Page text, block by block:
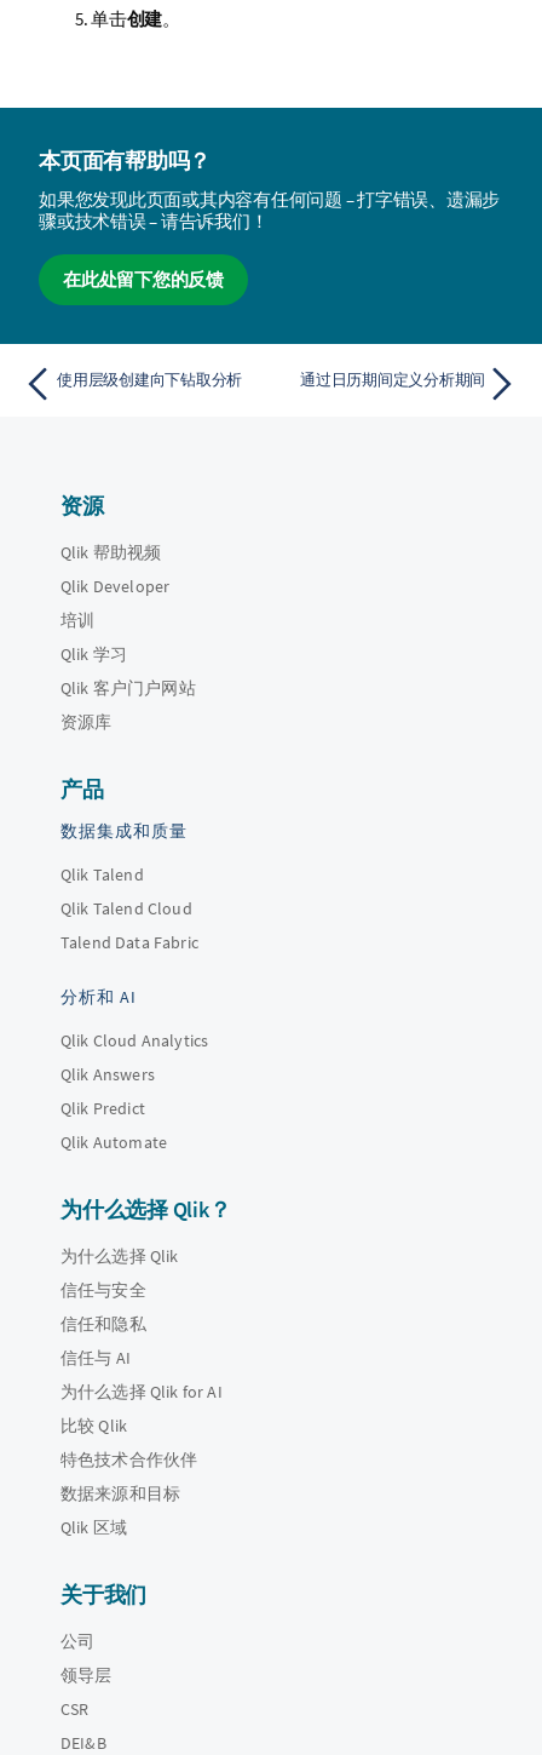
单击创建。
本页面有帮助吗？
如果您发现此页面或其内容有任何问题 – 打字错误、遗漏步
骤或技术错误 – 请告诉我们！
在此处留下您的反馈
使用层级创建向下钻取分析 通过日历期间定义分析期间
资源
Qlik 帮助视频
Qlik Developer
培训
Qlik 学习
Qlik 客户门户网站
资源库
产品
数据集成和质量
Qlik Talend
Qlik Talend Cloud
Talend Data Fabric
分析和 AI
Qlik Cloud Analytics
Qlik Answers
Qlik Predict
Qlik Automate
为什么选择 Qlik？
为什么选择 Qlik
信任与安全
信任和隐私
信任与 AI
为什么选择 Qlik for AI
比较 Qlik
特色技术合作伙伴
数据来源和目标
Qlik 区域
关于我们
公司
领导层
CSR
DEI&B